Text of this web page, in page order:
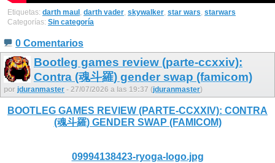
Etiquetas: darth maul darth vader skywalker star wars starwars
Categorías: Sin categoría
0 Comentarios
Bootleg games review (parte-ccxxiv):
Contra (魂斗羅) gender swap (famicom)
por jduranmaster - 27/07/2026 a las 19:37 (jduranmaster)
BOOTLEG GAMES REVIEW (PARTE-CCXXIV): CONTRA
(魂斗羅) GENDER SWAP (FAMICOM)
09994138423-ryoga-logo.jpg